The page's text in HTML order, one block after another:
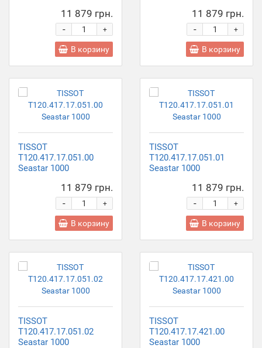
11 879 грн.
+
-
В корзину
11 879 грн.
+
-
В корзину
TISSOT
T120.417.17.051.00
Seastar 1000
11 879 грн.
+
-
В корзину
TISSOT
T120.417.17.051.01
Seastar 1000
11 879 грн.
+
-
В корзину
TISSOT
T120.417.17.051.02
Seastar 1000
TISSOT
T120.417.17.421.00
Seastar 1000